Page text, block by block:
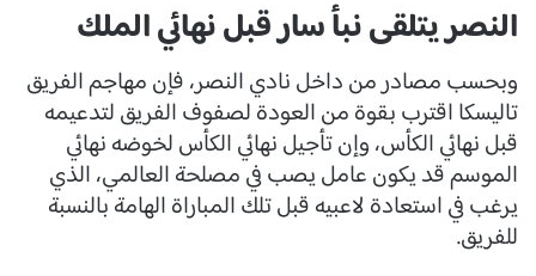
النصر يتلقى نبأ سار قبل نهائي الملك
وبحسب مصادر من داخل نادي النصر، فإن مهاجم الفريق
تاليسكا اقترب بقوة من العودة لصفوف الفريق لتدعيمه
قبل نهائي الكأس، وإن تأجيل نهائي الكأس لخوضه نهائي
الموسم قد يكون عامل يصب في مصلحة العالمي، الذي
يرغب في استعادة لاعبيه قبل تلك المباراة الهامة بالنسبة
للفريق.